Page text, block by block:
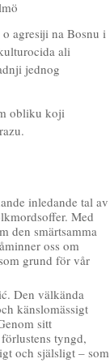
agresiji na Bosnu i
ali
jednog
obliku koji
inledande tal av
Med
den smärtsamma
oss om
grund för vår
Den välkända
känslomässigt
sitt
tyngd,
och själsligt – som